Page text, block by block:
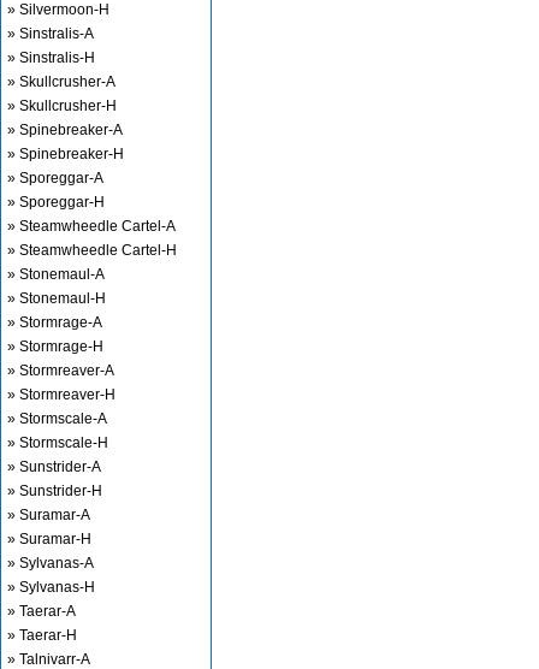
» Silvermoon-H
» Sinstralis-A
» Sinstralis-H
» Skullcrusher-A
» Skullcrusher-H
» Spinebreaker-A
» Spinebreaker-H
» Sporeggar-A
» Sporeggar-H
» Steamwheedle Cartel-A
» Steamwheedle Cartel-H
» Stonemaul-A
» Stonemaul-H
» Stormrage-A
» Stormrage-H
» Stormreaver-A
» Stormreaver-H
» Stormscale-A
» Stormscale-H
» Sunstrider-A
» Sunstrider-H
» Suramar-A
» Suramar-H
» Sylvanas-A
» Sylvanas-H
» Taerar-A
» Taerar-H
» Talnivarr-A